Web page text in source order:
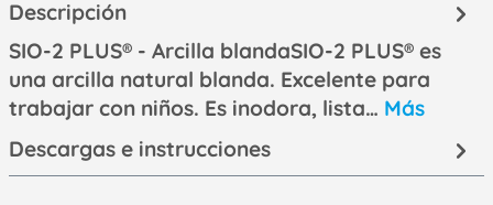
Descripción
SIO-2 PLUS® - Arcilla blandaSIO-2 PLUS® es
una arcilla natural blanda. Excelente para
trabajar con niños. Es inodora, lista… Más
Descargas e instrucciones